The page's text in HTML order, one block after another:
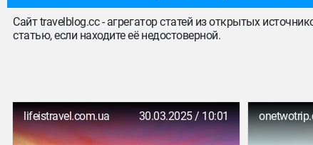
Сайт travelblog.cc - агрегатор статей из открытых
статью, если находите её недостоверной.
lifeistravel.com.ua 30.03.2025 / 10:01